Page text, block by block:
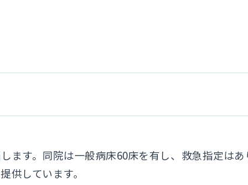
ます。同院は一般病床60床を有し、救急指定はあ
供しています。